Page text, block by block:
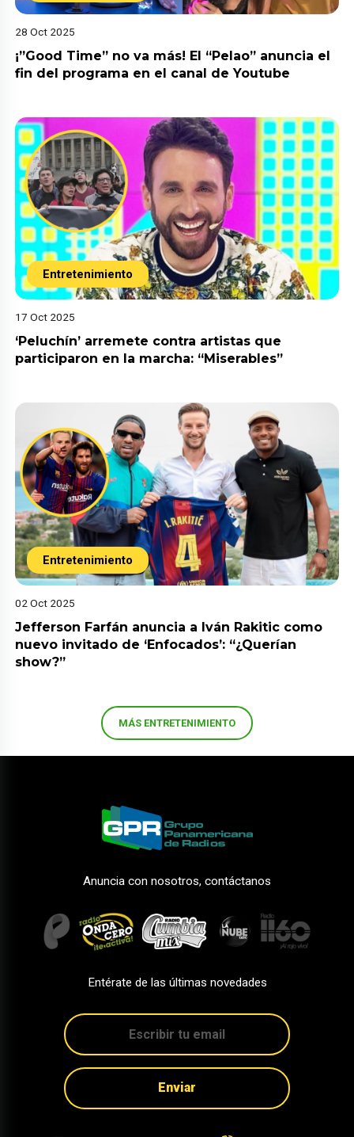
28 Oct 2025
¡”Good Time” no va más! El “Pelao” anuncia el
fin del programa en el canal de Youtube
Entretenimiento
17 Oct 2025
‘Peluchín’ arremete contra artistas que
participaron en la marcha: “Miserables”
Entretenimiento
02 Oct 2025
Jefferson Farfán anuncia a Iván Rakitic como
nuevo invitado de ‘Enfocados’: “¿Querían
show?”
MÁS ENTRETENIMIENTO
Anuncia con nosotros, contáctanos
Entérate de las últimas novedades
Enviar